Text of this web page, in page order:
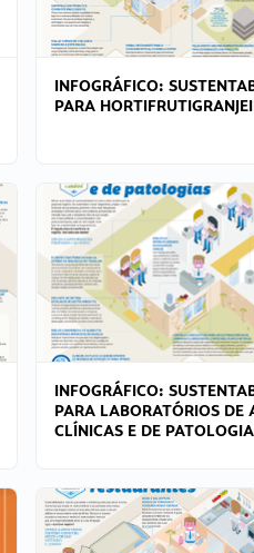
INFOGRÁFICO:
PARA
INFOGRÁFICO:
PARA LABORATÓRIOS DE
CLÍNICAS E DE PATOLOGIA